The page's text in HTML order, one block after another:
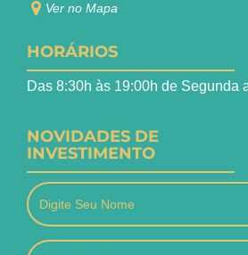
Ver no Mapa
HORÁRIOS
Das 8:30h às 19:00h de Segunda
NOVIDADES DE
INVESTIMENTO